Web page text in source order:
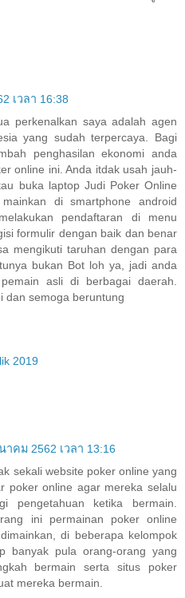
เวลา 16:38
perkenalkan saya adalah agen
yang sudah terpercaya. Bagi
penghasilan ekonomi anda
online ini. Anda itdak usah jauh-
buka laptop Judi Poker Online
di smartphone android
pendaftaran di menu
formulir dengan baik dan benar
mengikuti taruhan dengan para
bukan Bot loh ya, jadi anda
asli di berbagai daerah.
dan semoga beruntung
2019
าคม 2562 เวลา 13:16
sekali website poker online yang
poker online agar mereka selalu
ketika bermain.
ini permainan poker online
di beberapa kelompok
banyak pula orang-orang yang
bermain serta situs poker
mereka bermain.